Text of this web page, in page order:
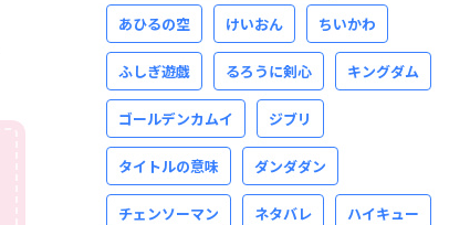
あひるの空 けいおん ちいかわ
ふしぎ遊戯 るろうに剣心 キングダム
ゴールデンカムイ ジブリ
タイトルの意味 ダンダダン
チェンソーマン ネタバレ ハイキュー